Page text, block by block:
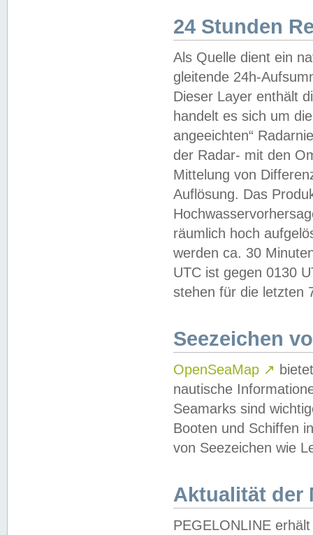
24 Stunden
Als Quelle dient ein
gleitende 24h-
Dieser Layer enthält
handelt es sich um
angeeichten“
der Radar- mit den
Mittelung von
Auflösung. Das
räumlich hoch
werden ca. 30
UTC ist gegen 0130
stehen für die letzten
Seezeichen
OpenSeaMap ↗
nautische
Seamarks sind
Booten und Schiffen
von Seezeichen wie
Aktualität der
PEGELONLINE